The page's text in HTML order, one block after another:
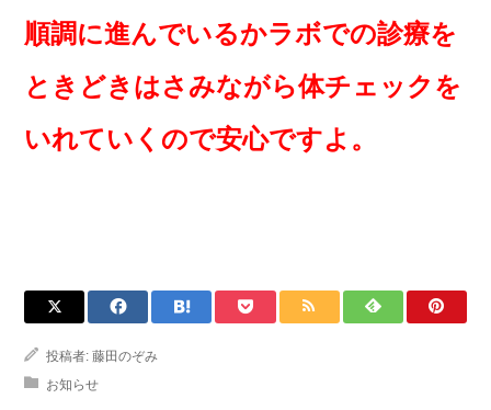
順調に進んでいるかラボでの診療を
ときどきはさみながら体チェックを
いれていくので安心ですよ。
投稿者: 藤田のぞみ
お知らせ